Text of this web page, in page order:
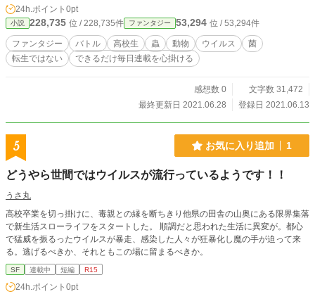
24h.ポイント 0pt
小説 228,735 位 / 228,735件 ファンタジー 53,294 位 / 53,294件
ファンタジー バトル 高校生 蟲 動物 ウイルス
菌
転生ではない
できるだけ毎日連載を心掛ける
感想数 0
文字数 31,472
最終更新日 2021.06.28
登録日 2021.06.13
5 お気に入り追加 1
どうやら世間ではウイルスが流行っているようです！！
うさ丸
高校卒業を切っ掛けに、毒親との縁を断ちきり他県の田舎の山奥にある限界集落
で新生活スローライフをスタートした。 順調だと思われた生活に異変が。都心
で猛威を振るったウイルスが暴走、感染した人々が狂暴化し魔の手が迫って来
る。逃げるべきか、それともこの場に留まるべきか。
SF 連載中 短編 R15
24h.ポイント 0pt